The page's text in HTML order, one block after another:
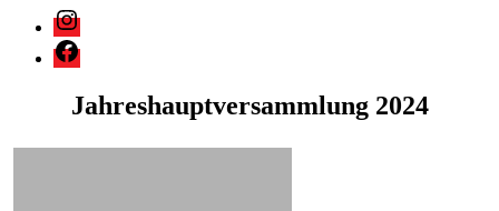
Instagram
Facebook
Jahreshauptversammlung 2024